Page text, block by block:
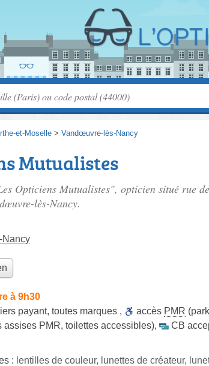
et-Moselle > Vandœuvre-lès-Nancy
Mutualistes
Opticiens Mutualistes", opticien situé rue de
lès-Nancy.
à 9h30
payant, toutes marques , accès PMR
assises PMR, toilettes accessibles),
CB
: lentilles de couleur, lunettes de créateur,